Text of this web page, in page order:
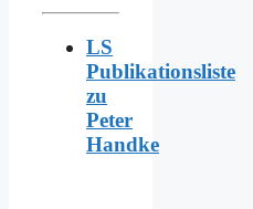
LS
Publikationsliste
zu
Peter
Handke